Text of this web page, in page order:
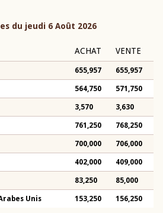
du jeudi 6 Août 2026
ACHAT VENTE
655,957 655,957
564,750 571,750
3,570 3,630
761,250 768,250
700,000 706,000
402,000 409,000
83,250 85,000
Unis 153,250 156,250